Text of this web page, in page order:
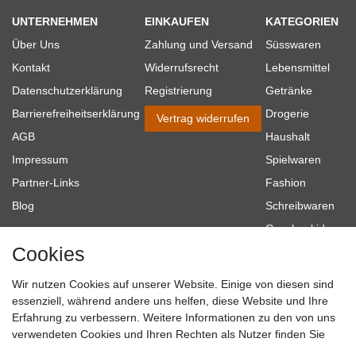
UNTERNEHMEN
Über Uns
Kontakt
Datenschutzerklärung
Barrierefreiheitserklärung
AGB
Impressum
Partner-Links
Blog
EINKAUFEN
Zahlung und Versand
Widerrufsrecht
Registrierung
Vertrag widerrufen
KATEGORIEN
Süsswaren
Lebensmittel
Getränke
Drogerie
Haushalt
Spielwaren
Fashion
Schreibwaren
Geschenkideen
Topmarken
SICHER EINKAUFEN
Cookies
Wir nutzen Cookies auf unserer Website. Einige von diesen sind
essenziell, während andere uns helfen, diese Website und Ihre
Erfahrung zu verbessern. Weitere Informationen zu den von uns
verwendeten Cookies und Ihren Rechten als Nutzer finden Sie